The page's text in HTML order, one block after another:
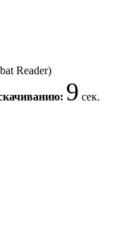
Reader)
8 сек.